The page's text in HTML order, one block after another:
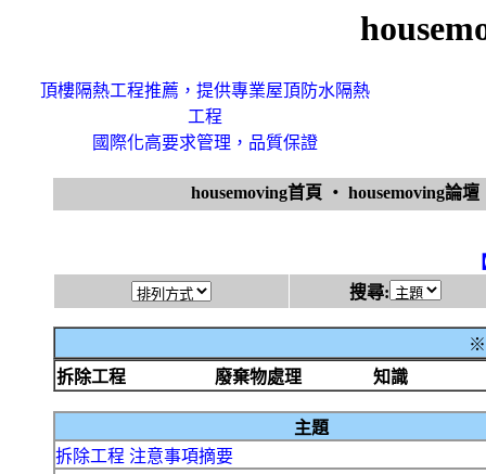
頂樓隔熱工程推薦，提供專業屋頂防水隔熱
工程
國際化高要求管理，品質保證
housemoving首頁 ‧ housemoving論壇
搜尋:
※
拆除工程
廢棄物處理 知識
主題
拆除工程 注意事項摘要